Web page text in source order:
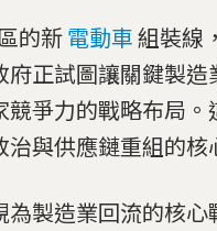
的新電動車組裝線
正試圖讓關鍵製造
爭力的戰略布局。
與供應鏈重組的核
製造業回流的核心